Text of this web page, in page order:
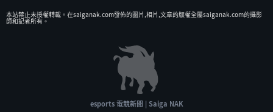
本站禁止未授權𨍭載。在saiganak.com發佈的圖片,相片,文章的版權全屬saiganak.com的攝影
師和記者所有。
esports 電競新聞 | Saiga NAK